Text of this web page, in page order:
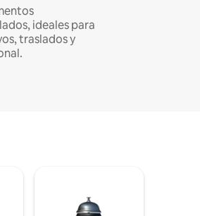
ideales para
traslados y